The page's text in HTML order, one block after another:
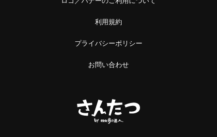
利用規約
プライバシーポリシー
お問い合わせ